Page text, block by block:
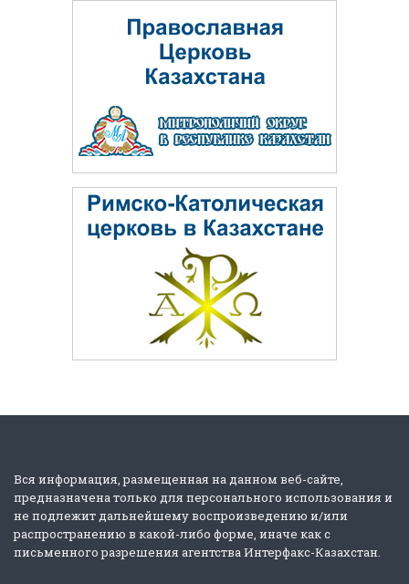
Вся информация, размещенная на данном веб-сайте,
предназначена только для персонального использования и
не подлежит дальнейшему воспроизведению и/или
распространению в какой-либо форме, иначе как с
письменного разрешения агентства Интерфакс-Казахстан.